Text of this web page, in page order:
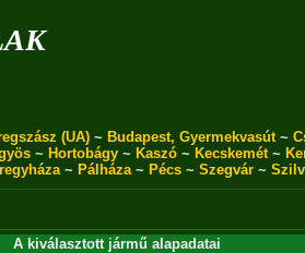
(UA)~ Budapest, Gyermekvasút~
~ Hortobágy ~ Kaszó ~ Kecskemét~
~ Pálháza~ Pécs~ Szegvár~
A kiválasztott jármű alapadatai